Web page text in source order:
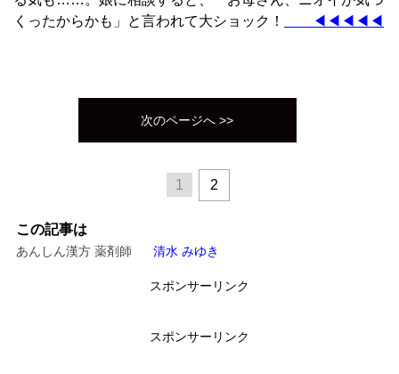
くったからかも」と言われて大ショック！
＿＿◀◀◀◀◀
次のページへ >>
1 2
この記事は
あんしん漢方 薬剤師 清水 みゆき
スポンサーリンク
スポンサーリンク